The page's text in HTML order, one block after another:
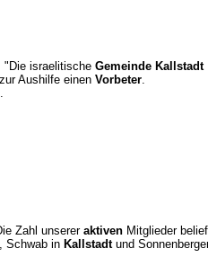
"Die israelitische Gemeinde Kallstadt
Aushilfe einen Vorbeter.
Zahl unsereraktiven Mitglieder
Schwab in Kallstadtund